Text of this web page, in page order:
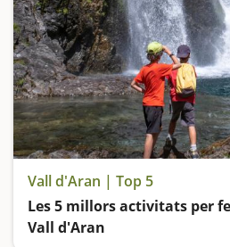
Vall d'Aran | Top 5
Les 5 millors activitats per
Vall d'Aran